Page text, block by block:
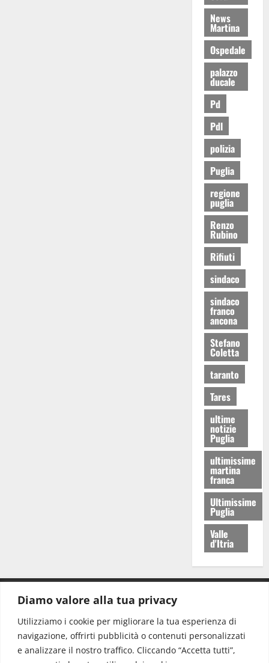
Diamo valore alla tua privacy
Utilizziamo i cookie per migliorare la tua esperienza di
navigazione, offrirti pubblicità o contenuti personalizzati
e analizzare il nostro traffico. Cliccando “Accetta tutti”,
News
Martina
Ospedale
palazzo
ducale
Pd
Pdl
polizia
Puglia
regione
puglia
Renzo
Rubino
Rifiuti
sindaco
sindaco
franco
ancona
Stefano
Coletta
taranto
Tares
ultime
notizie
Puglia
ultimissime
martina
franca
Ultimissime
Puglia
Valle
d'Itria
Redazione: redazione@www.martinasera.it
Direttore:direttore@www.martinasera.it